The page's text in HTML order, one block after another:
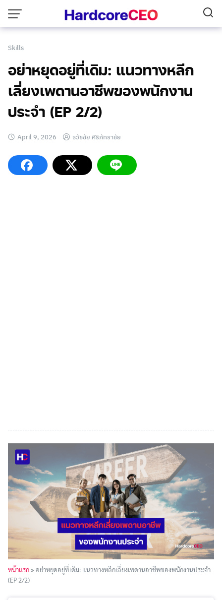
content
Skills
อย่าหยุดอยู่ที่เดิม: แนวทางหลีก
เลี่ยงเพดานอาชีพของพนักงาน
ประจำ (EP 2/2)
April 9, 2026 ธวัชชัย ศิริภัทราชัย
หน้าแรก » อย่าหยุดอยู่ที่เดิม: แนวทางหลีกเลี่ยงเพดานอาชีพของพนักงานประจำ
(EP 2/2)